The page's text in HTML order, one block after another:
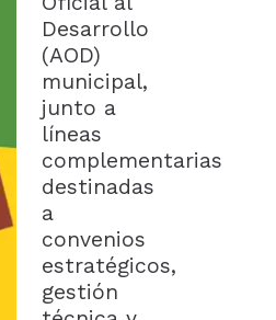
Desarrollo
(AOD)
municipal,
junto a
líneas
complementarias
destinadas
a
convenios
estratégicos,
gestión